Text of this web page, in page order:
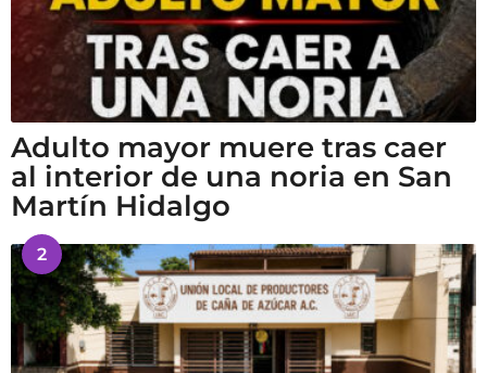
Adulto mayor muere tras caer
al interior de una noria en San
Martín Hidalgo
2